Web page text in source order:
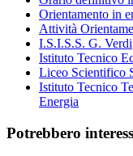
Orientamento in
Attività
I.S.I.S.S. G. Verdi
Istituto Tecnico
Liceo Scientifico
Istituto Tecnico
Energia
Potrebbero